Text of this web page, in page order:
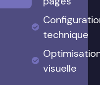
technique
visuelle